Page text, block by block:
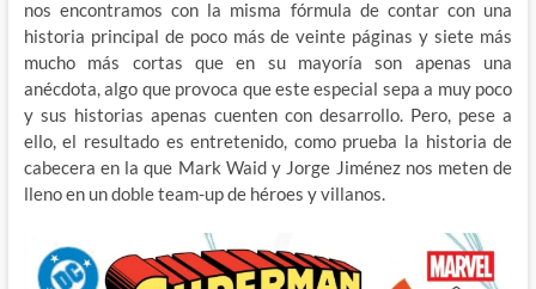
nos encontramos con la misma fórmula de contar con una
historia principal de poco más de veinte páginas y siete más
mucho más cortas que en su mayoría son apenas una
anécdota, algo que provoca que este especial sepa a muy poco
y sus historias apenas cuenten con desarrollo. Pero, pese a
ello, el resultado es entretenido, como prueba la historia de
cabecera en la que Mark Waid y Jorge Jiménez nos meten de
lleno en un doble team-up de héroes y villanos.